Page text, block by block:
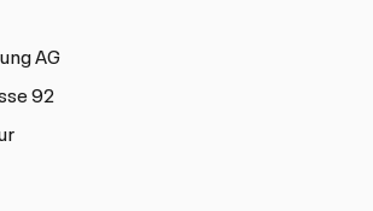
AG
92